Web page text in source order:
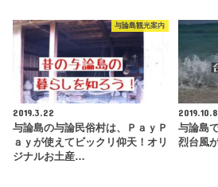
与論島観光案内
2019.3.22
与論島の与論民俗村は、ＰａｙＰ
ａｙが使えてビックリ仰天！オリ
ジナルお土産…
2019.10.8
与論島
烈台風